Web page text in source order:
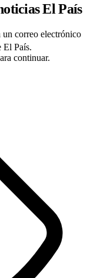
El País
un correo electrónico
El País.
continuar.